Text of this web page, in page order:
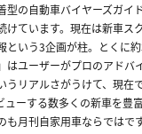
型の自動車バイヤーズガイ
けています。現在は新車ス
という3企画が柱。とくに
はユーザーがプロのアドバ
うリアルさがうけて、現在
ューする数多くの新車を豊
も月刊自家用車ならではです